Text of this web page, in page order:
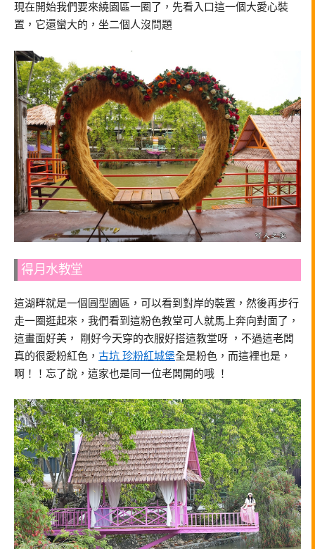
現在開始我們要來繞園區一圈了，先看入口這一個大愛心裝
置，它還蠻大的，坐二個人沒問題
得月水教堂
這湖畔就是一個圓型園區，可以看到對岸的裝置，然後再步行
走一圈逛起來，我們看到這粉色教堂可人就馬上奔向對面了，
這畫面好美， 剛好今天穿的衣服好搭這教堂呀 ，不過這老闆
真的很愛粉紅色， 古坑 珍粉紅城堡全是粉色，而這裡也是，
啊！！忘了說，這家也是同一位老闆開的哦 ！